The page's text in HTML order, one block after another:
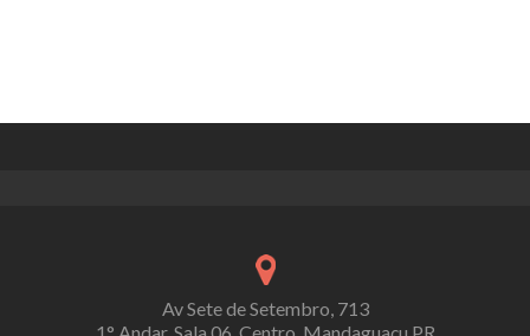
Av Sete de Setembro, 713